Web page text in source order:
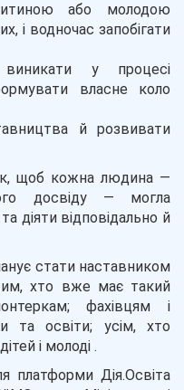
або молодою
і водночас запобігати
у процесі
власне коло
й розвивати
щоб кожна людина —
досвіду — могла
діяти відповідально й
стати наставником
хто вже має такий
фахівцям і
та освіти; усім, хто
і молоді .
платформи Дія.Освіта